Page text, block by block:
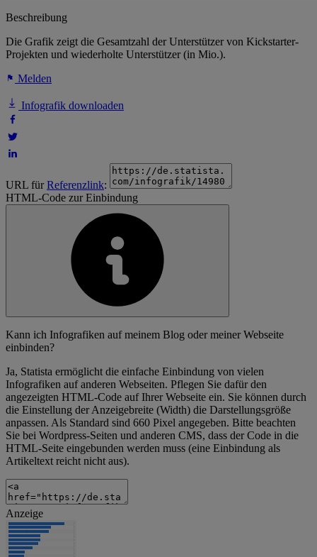
Beschreibung
Die Grafik zeigt die Gesamtzahl der Unterstützer von Kickstarter-
Projekten und wiederholte Unterstützer (in Mio.).
Melden
Infografik downloaden
URL fürReferenzlink:
HTML-Code zur Einbindung
Kann ich Infografiken auf meinem Blog oder meiner Webseite
einbinden?
Ja, Statista ermöglicht die einfache Einbindung von vielen
Infografiken auf anderen Webseiten. Pflegen Sie dafür den
angezeigten HTML-Code auf Ihrer Webseite ein. Sie können durch
die Einstellung der Anzeigebreite (Width) die Darstellungsgröße
anpassen. Als Standard sind 660 Pixel angegeben. Bitte beachten
Sie bei Wordpress-Seiten und anderen CMS, dass der Code in die
HTML-Seite eingebunden werden muss (eine Einbindung als
Artikeltext reicht nicht aus).
Anzeige